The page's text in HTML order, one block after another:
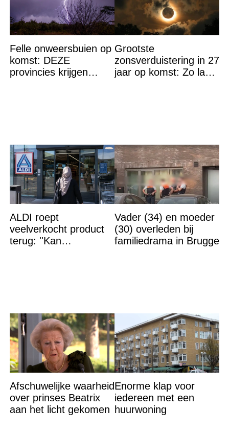
Felle onweersbuien op
komst: DEZE
provincies krijgen
Grootste
zonsverduistering in 27
jaar op komst: Zo laat
ALDI roept
veelverkocht product
terug: ''Kan
Vader (34) en moeder
(30) overleden bij
familiedrama in Brugge
Afschuwelijke waarheid
over prinses Beatrix
aan het licht gekomen
Enorme klap voor
iedereen met een
huurwoning